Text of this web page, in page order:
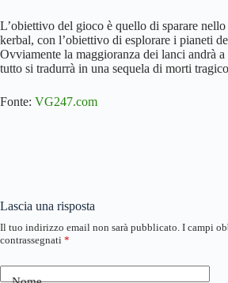
L’obiettivo del gioco è quello di sparare
kerbal, con l’obiettivo di esplorare i pianeti
Ovviamente la maggioranza dei lanci andrà
tutto si tradurrà in una sequela di morti
Fonte: VG247.com
Lascia una risposta
Il tuo indirizzo email non sarà pubblicato. I campi
contrassegnati *